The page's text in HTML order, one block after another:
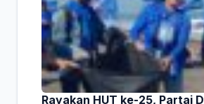
Rayakan HUT ke-25, Partai